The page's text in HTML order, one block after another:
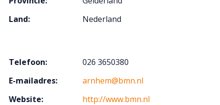
Land:
Nederland
Telefoon:
026 3650380
E-mailadres:
arnhem@bmn.nl
Website:
http://www.bmn.nl